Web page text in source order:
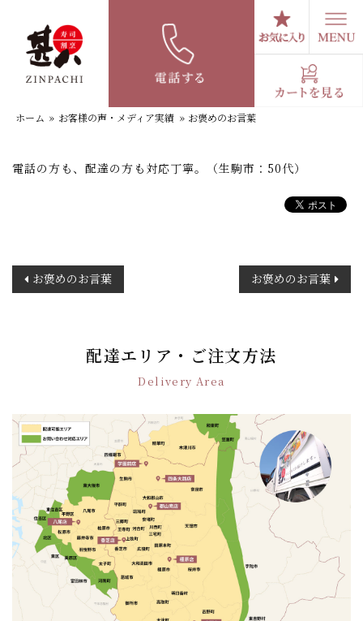
お褒めのお言葉
ホーム » お客様の声・メディア実績 » お褒めのお言葉
電話の方も、配達の方も対応丁寧。（生駒市：50代）
稿
ン
お褒めのお言葉 お褒めのお言葉
配達エリア・ご注文方法
Delivery Area